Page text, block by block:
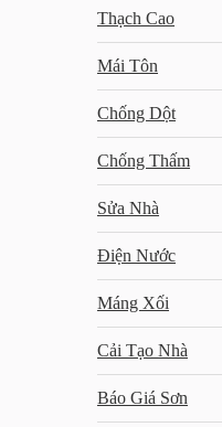
Thạch Cao
Mái Tôn
Chống Dột
Chống Thấm
Sửa Nhà
Điện Nước
Máng Xối
Cải Tạo Nhà
Báo Giá Sơn